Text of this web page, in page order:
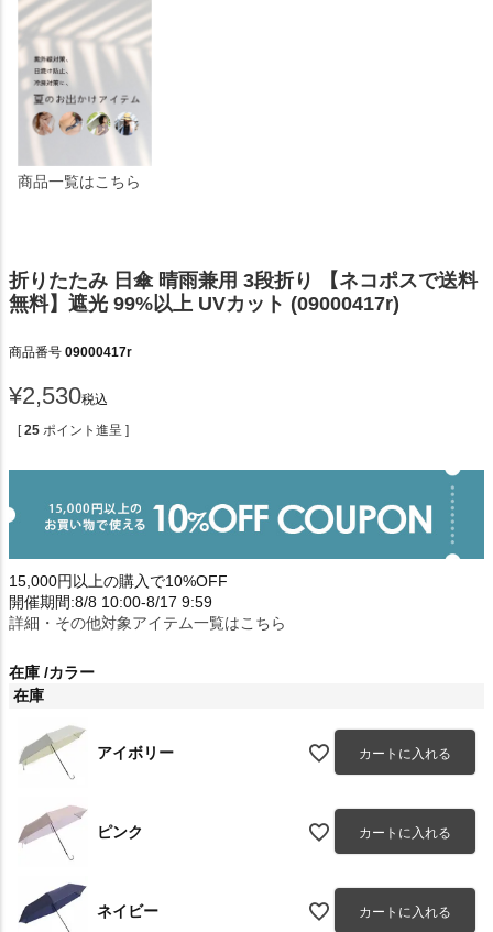
商品一覧はこちら
折りたたみ 日傘 晴雨兼用 3段折り 【ネコポスで送料
無料】遮光 99%以上 UVカット (09000417r)
商品番号 09000417r
¥2,530税込
[ 25 ポイント進呈 ]
15,000円以上の購入で10%OFF
開催期間:8/8 10:00-8/17 9:59
詳細・その他対象アイテム一覧はこちら
在庫 カラー
在庫
アイボリー カートに入れる
ピンク カートに入れる
ネイビー カートに入れる